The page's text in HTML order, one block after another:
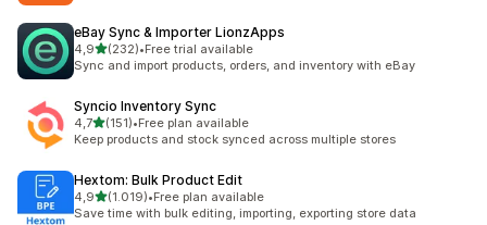
eBay Sync & Importer LionzApps
4,95 yıldız üzerinden
(232)
toplam 232 değerlendirme
•Free trial available
Sync and import products, orders, and inventory with eBay
Syncio Inventory Sync
4,75 yıldız üzerinden
(151)
toplam 151 değerlendirme
•Free plan available
Keep products and stock synced across multiple stores
Hextom: Bulk Product Edit
4,95 yıldız üzerinden
(1.019)
toplam 1019 değerlendirme
•Free plan available
Save time with bulk editing, importing, exporting store data